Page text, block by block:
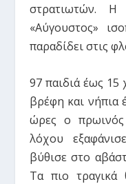
στρατιωτών. Η
«Αύγουστος»
παραδίδει στις
97 παιδιά έως 15
βρέφη και νήπια
ώρες ο πρωινός
λόχου
βύθισε στο
Τα πιο τραγικά